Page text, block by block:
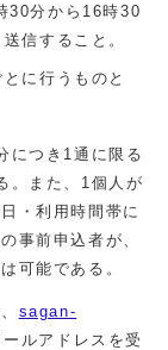
30分から16時30
信すること。
に行うものと
につき1通に限る
。また、1個人が
・利用時間帯に
事前申込者が、
可能である。
sagan-
ルアドレスを受